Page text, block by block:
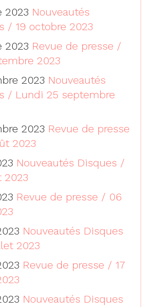
2023 Nouveautés
/ 19 octobre 2023
2023 Revue de presse /
2023
2023 Nouveautés
/ Lundi 25 septembre
2023 Revue de presse
2023
Nouveautés Disques /
2023
Revue de presse / 06
Nouveautés Disques
2023
Revue de presse / 17
Nouveautés Disques